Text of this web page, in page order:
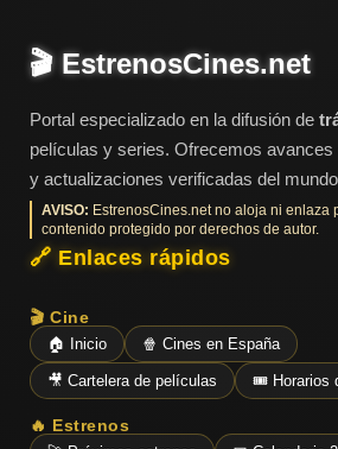
🎬 EstrenosCines.net
Portal especializado en la difusión de
películas y series. Ofrecemos avances
y actualizaciones verificadas del
AVISO: EstrenosCines.net no aloja ni enlaza
contenido protegido por derechos de autor.
🔗 Enlaces rápidos
🎬 Cine
🏠 Inicio 🍿 Cines en España
🎥 Cartelera de películas 🎟️ Horarios
🔥 Estrenos